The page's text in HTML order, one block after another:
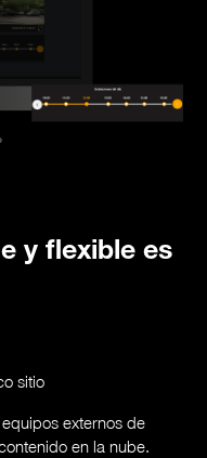
y flexible es
sitio
externos de
en la nube.